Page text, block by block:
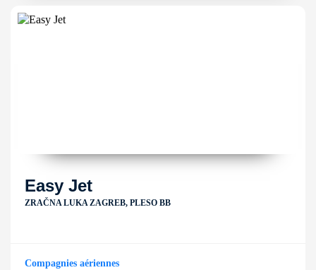
Easy Jet
ZRAČNA LUKA ZAGREB, PLESO BB
Compagnies aériennes